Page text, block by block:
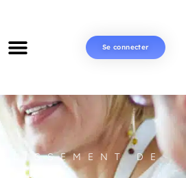
Se connecter
DE